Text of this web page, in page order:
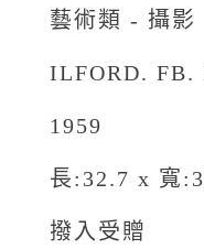
藝術類 - 攝影
ILFORD. FB.
1959
長:32.7 x 寬
撥入受贈